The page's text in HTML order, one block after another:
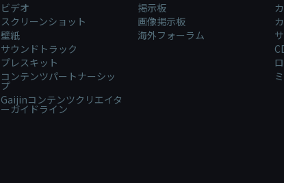
ビデオ
スクリーンショット
壁紙
サウンドトラック
プレスキット
コンテンツパートナーシッ
プ
Gaijinコンテンツクリエイタ
ーガイドライン
掲示板
画像掲示板
海外フォーラム